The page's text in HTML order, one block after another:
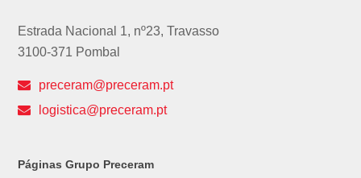
Estrada Nacional 1, nº23, Travasso
3100-371 Pombal
preceram@preceram.pt
logistica@preceram.pt
Páginas Grupo Preceram